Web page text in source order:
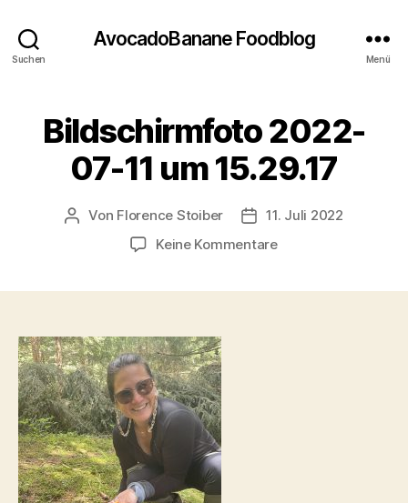
Suchen
AvocadoBanane Foodblog
Menü
Bildschirmfoto 2022-
07-11 um 15.29.17
Beitragsautor
Von Florence Stoiber Veröffentlichungsdatum
11. Juli 2022
Keine Kommentarezu